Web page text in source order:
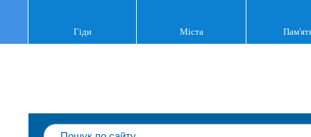
Гіди Міста